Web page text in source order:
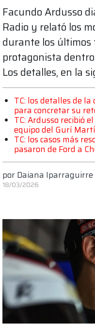
Facundo Ardusso
Radio y relató los
durante los
protagonista
Los detalles, en la
TC: los detalles de
para concretar su
TC: Ardusso recibió
equipo del Gurí
TC: los casos más
pasaron de Ford a
por Daiana Iparraguirre
18/03/2026